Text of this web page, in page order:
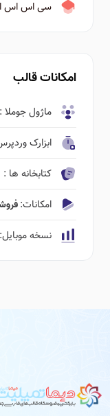
سی اس اس
امکانات قالب
ماژول جوملا :
ابزارک
کتابخانه ها :
امکانات:فروشگاه ٬‌نمایش فیلم
نسخه موبایل: